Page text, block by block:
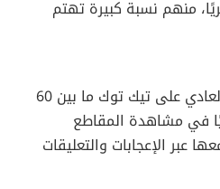
الفيديو القصير